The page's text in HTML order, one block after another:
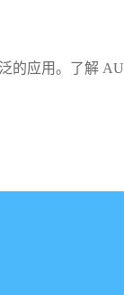
的应用。了解 AU